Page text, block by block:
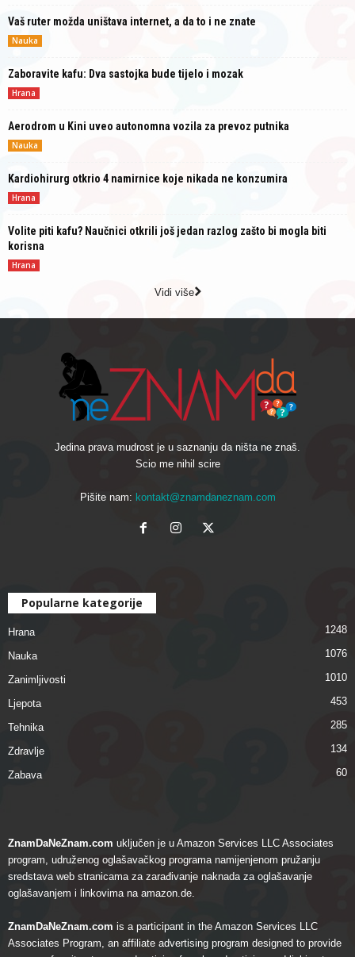
Vaš ruter možda uništava internet, a da to i ne znate
Nauka
Zaboravite kafu: Dva sastojka bude tijelo i mozak
Hrana
Aerodrom u Kini uveo autonomna vozila za prevoz putnika
Nauka
Kardiohirurg otkrio 4 namirnice koje nikada ne konzumira
Hrana
Volite piti kafu? Naučnici otkrili još jedan razlog zašto bi mogla biti
korisna
Hrana
Vidi više
Jedina prava mudrost je u saznanju da ništa ne znaš.
Scio me nihil scire
Pišite nam: kontakt@znamdaneznam.com
Popularne kategorije
Hrana 1248
Nauka 1076
Zanimljivosti 1010
Ljepota 453
Tehnika 285
Zdravlje 134
Zabava 60
ZnamDaNeZnam.com uključen je u Amazon Services LLC Associates
program, udruženog oglašavačkog programa namijenjenom pružanju
sredstava web stranicama za zarađivanje naknada za oglašavanje
oglašavanjem i linkovima na amazon.de.
ZnamDaNeZnam.com is a participant in the Amazon Services LLC
Associates Program, an affiliate advertising program designed to provide